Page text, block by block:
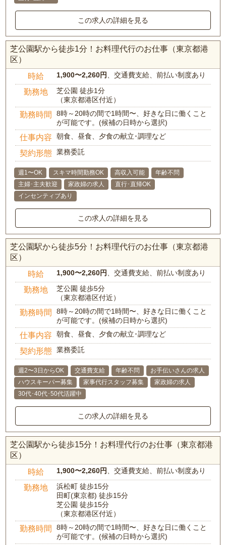
この求人の詳細を見る
芝公園駅から徒歩1分！お料理代行のお仕事（東京都港
区）
時給 1,900〜2,260円、交通費支給、前払い制度あり
勤務地
芝公園 徒歩1分
（東京都港区付近）
勤務時間
8時～20時の間で1時間〜、好きな日に働くこと
が可能です。(候補の日時から選択)
仕事内容 朝食、昼食、夕食の献立･調理など
契約形態 業務委託
週1〜OK スキマ時間勤務OK 高収入可能
年齢不問
主婦･主夫歓迎
家政婦の求人
直行･直帰OK
インセンティブあり
この求人の詳細を見る
芝公園駅から徒歩5分！お料理代行のお仕事（東京都港
区）
時給 1,900〜2,260円、交通費支給、前払い制度あり
勤務地
芝公園 徒歩5分
（東京都港区付近）
勤務時間
8時～20時の間で1時間〜、好きな日に働くこと
が可能です。(候補の日時から選択)
仕事内容 朝食、昼食、夕食の献立･調理など
契約形態 業務委託
週2〜3日からOK 交通費支給 年齢不問
お手伝いさんの求人
ハウスキーパー募集
家事代行スタッフ募集
家政婦の求人
30代･40代･50代活躍中
この求人の詳細を見る
芝公園駅から徒歩15分！お料理代行のお仕事（東京都港
区）
時給 1,900〜2,260円、交通費支給、前払い制度あり
勤務地
浜松町 徒歩15分
田町(東京都) 徒歩15分
芝公園 徒歩15分
（東京都港区付近）
勤務時間
8時～20時の間で1時間〜、好きな日に働くこと
が可能です。(候補の日時から選択)